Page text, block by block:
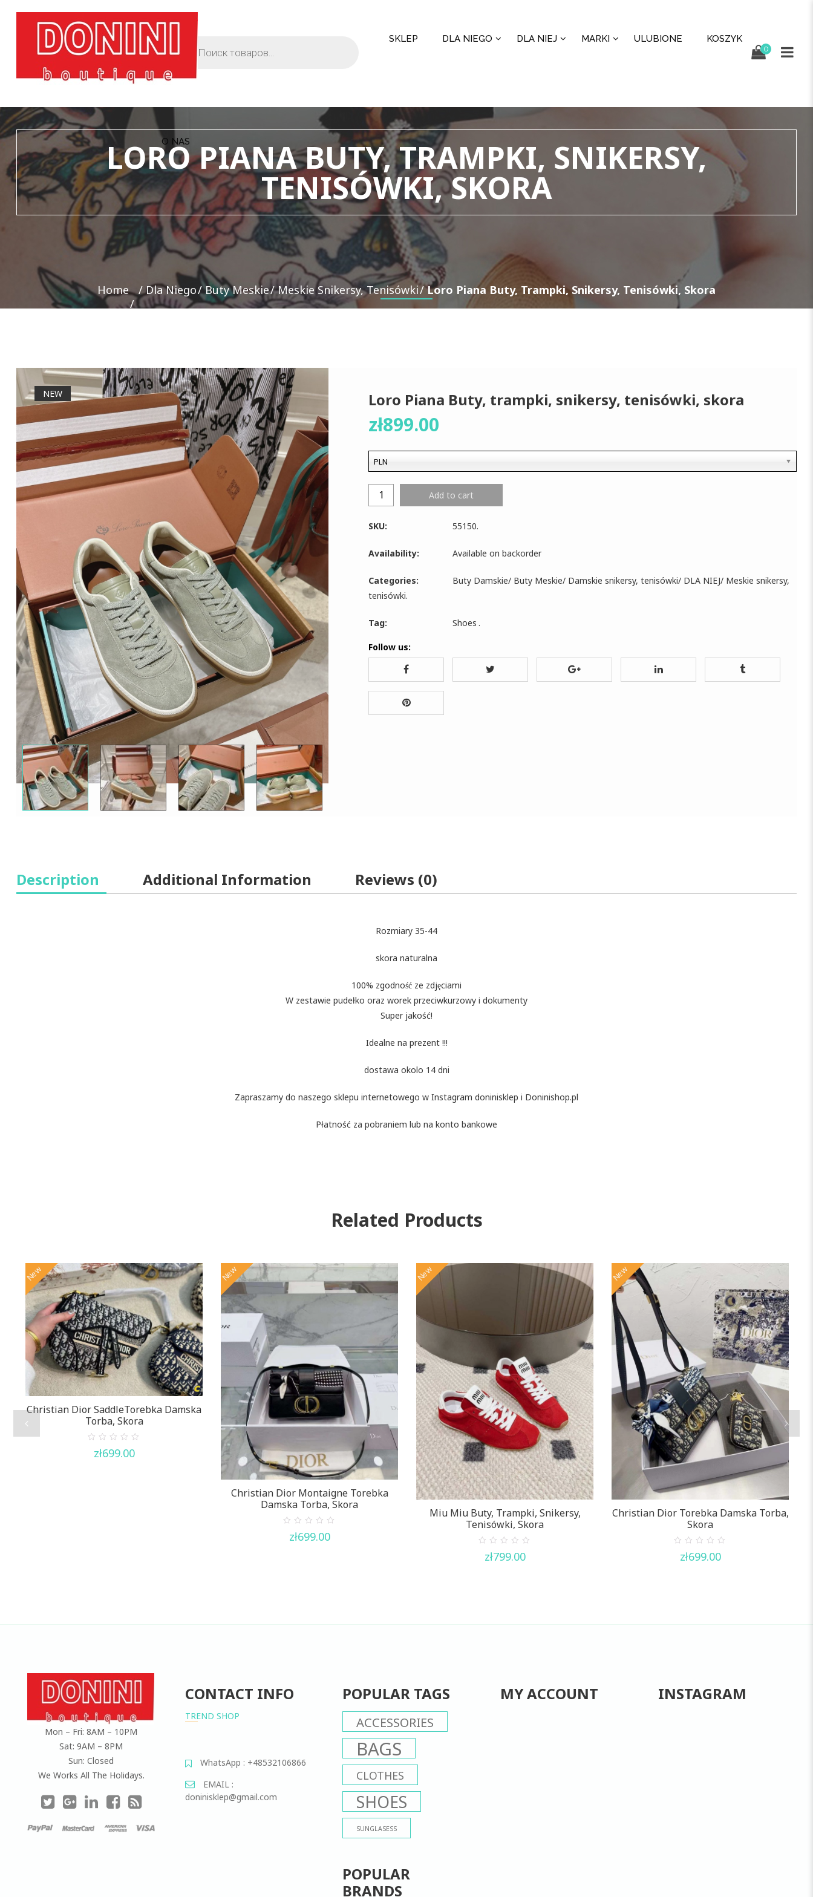
SKLEP DLA NIEGO DLA NIEJ MARKI ULUBIONE KOSZYK
O NAS
0
LORO PIANA BUTY, TRAMPKI, SNIKERSY,
TENISÓWKI, SKORA
Home Dla Niego Buty Meskie Meskie Snikersy, Tenisówki Loro Piana Buty, Trampki, Snikersy, Tenisówki, Skora
NEW Loro Piana Buty, trampki, snikersy, tenisówki, skora
zł899.00
PLN
Add to cart
SKU: 55150.
Availability: Available on backorder
Categories: Buty Damskie/ Buty Meskie/ Damskie snikersy, tenisówki/ DLA NIEJ/ Meskie snikersy,
tenisówki.
Tag: Shoes .
Follow us:
Description Additional Information Reviews (0)
Rozmiary 35-44
skora naturalna
100% zgodność ze zdjęciami
W zestawie pudełko oraz worek przeciwkurzowy i dokumenty
Super jakość!
Idealne na prezent !!!
dostawa okolo 14 dni
Zapraszamy do naszego sklepu internetowego w Instagram doninisklep i Doninishop.pl
Płatność za pobraniem lub na konto bankowe
Related Products
New
Christian Dior SaddleTorebka Damska
Torba, Skora
out
zł699.00
New
Christian Dior Montaigne Torebka
Damska Torba, Skora
out
zł699.00
New
Miu Miu Buty, Trampki, Snikersy,
Tenisówki, Skora
out
zł799.00
New
Christian Dior Torebka Damska Torba,
Skora
out
zł699.00
Mon – Fri: 8AM – 10PM
Sat: 9AM – 8PM
Sun: Closed
We Works All The Holidays.
CONTACT INFO
TREND SHOP
WhatsApp : +48532106866
EMAIL :
doninisklep@gmail.com
POPULAR TAGS
ACCESSORIES
BAGS
CLOTHES
SHOES
SUNGLASESS
POPULAR
BRANDS
MY ACCOUNT INSTAGRAM